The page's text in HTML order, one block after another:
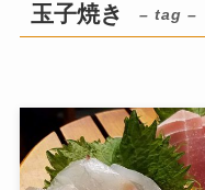
玉子焼き – tag –